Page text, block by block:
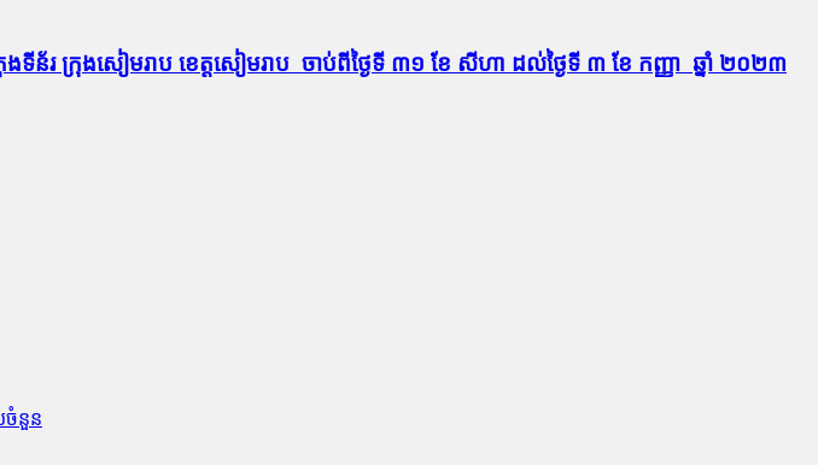
រ ក្រុងសៀមរាប ខេត្តសៀមរាប ចាប់​ពី​ថ្ងៃទី ៣១ ខែ សីហា ដល់ថ្ងៃទី ៣ ខែ កញ្ញា ឆ្នាំ ២០២៣
ចំនួន